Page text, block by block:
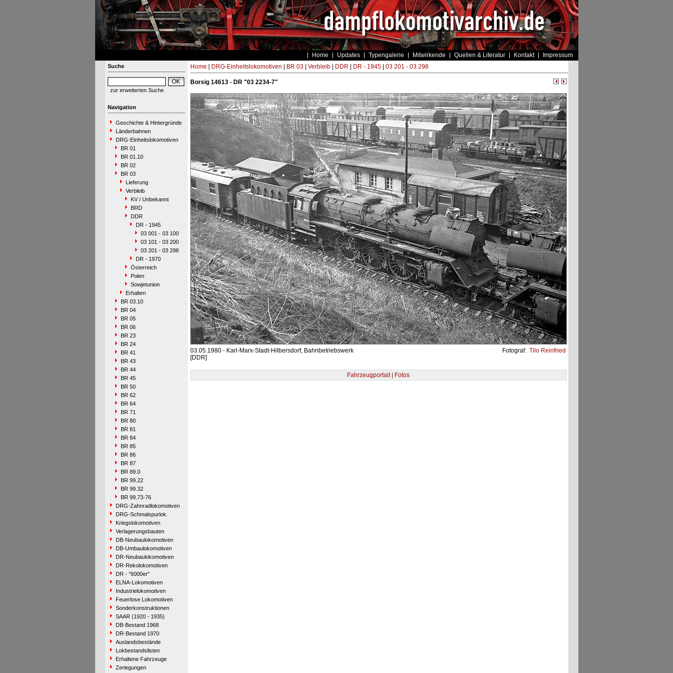
Home Updates Typengalerie Mitwirkende Quellen & Literatur Kontakt Impressum
Suche
zur erweiterten Suche
Navigation
Geschichte & Hintergründe
Länderbahnen
DRG-Einheitslokomotiven
BR 01
BR 01.10
BR 02
BR 03
Lieferung
Verbleib
KV / Unbekannt
BRD
DDR
DR - 1945
03 001 - 03 100
03 101 - 03 200
03 201 - 03 298
DR - 1970
Österreich
Polen
Sowjetunion
Erhalten
BR 03.10
BR 04
BR 05
BR 06
BR 23
BR 24
BR 41
BR 43
BR 44
BR 45
BR 50
BR 62
BR 64
BR 71
BR 80
BR 81
BR 84
BR 85
BR 86
BR 87
BR 89.0
BR 99.22
BR 99.32
BR 99.73-76
DRG-Zahnradlokomotiven
DRG-Schmalspurlok.
Kriegslokomotiven
Verlagerungsbauten
DB-Neubaulokomotiven
DB-Umbaulokomotiven
DR-Neubaulokomotiven
DR-Rekolokomotiven
DR - "6000er"
ELNA-Lokomotiven
Industrielokomotiven
Feuerlose Lokomotiven
Sonderkonstruktionen
SAAR (1920 - 1935)
DB-Bestand 1968
DR-Bestand 1970
Auslandsbestände
Lokbestandslisten
Erhaltene Fahrzeuge
Zerlegungen
Home DRG-Einheitslokomotiven BR 03| Verbleib| DDR DR - 1945| 03 201 - 03 298
Borsig 14613 - DR "03 2234-7"
03.05.1980 - Karl-Marx-Stadt-Hilbersdorf, Bahnbetriebswerk
[DDR]
Fotograf: Tilo Reinfried
Fahrzeugportait | Fotos